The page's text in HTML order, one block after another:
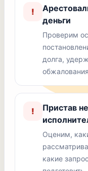
!
деньги
Проверим
долга,
!
Пристав
Оценим,
какие